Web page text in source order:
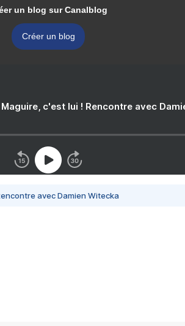
un blog sur Canalblog
Créer un blog
c'est lui ! Rencontre avec
avec Damien Witecka